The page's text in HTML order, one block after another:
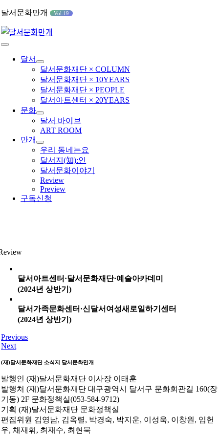
콘
츠
로
달서문화만개 Vol.19
Toggle
Navigation
달서
달서문화재단 × COLUMN
달서문화재단 × 10YEARS
달서문화재단 × PEOPLE
달서아트센터 × 20YEARS
문화
달서 바이브
ART ROOM
만개
우리 동네는요
달서지(知):인
달서문화이야기
Review
Preview
구독신청
달서아트센터·달서문화재단·예술아카데미
(2024년 상반기)
달서가족문화센터·신달서여성새로일하기센터
(2024년 상반기)
Previous
Next
(재)달서문화재단 소식지 달서문화만개
발행인 (재)달서문화재단 이사장 이태훈
발행처 (재)달서문화재단 대구광역시 달서구 문화회관길 160(장
기동) 2F 문화정책실(053-584-9712)
기획 (재)달서문화재단 문화정책실
편집위원 김영남, 김옥렬, 박경숙, 박지운, 이성욱, 이창원, 임헌
우, 채재휘, 최재수, 최현묵